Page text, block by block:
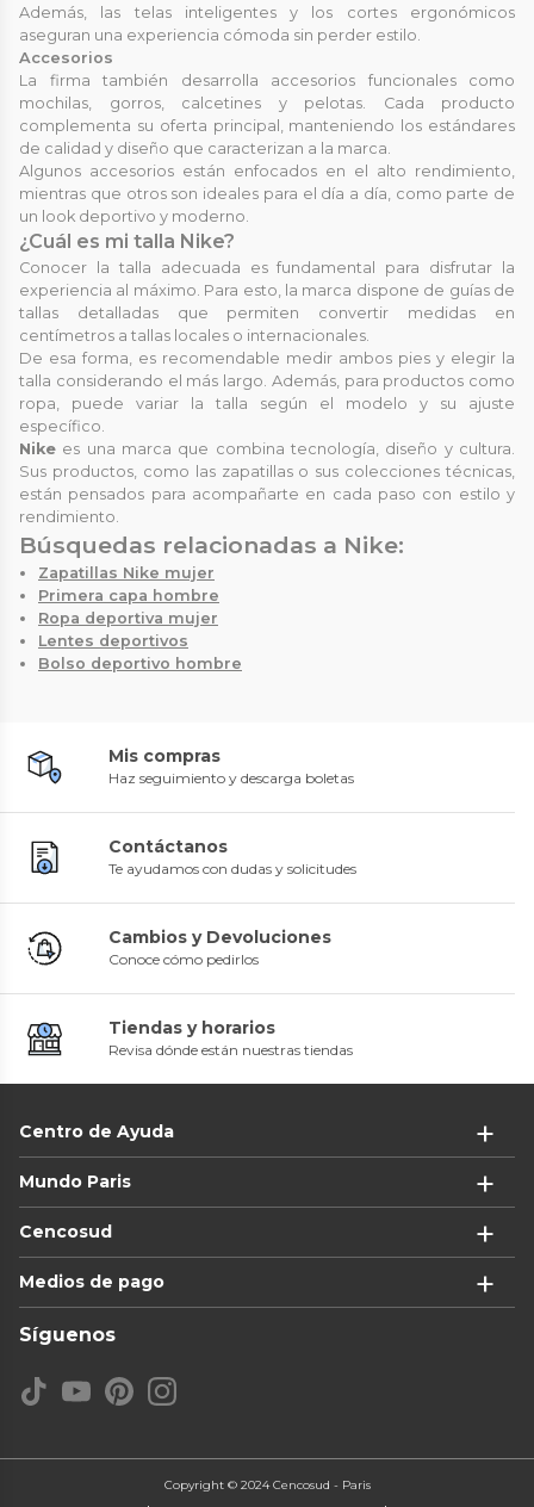
Además, las telas inteligentes y los cortes ergonómicos
aseguran una experiencia cómoda sin perder estilo.
Accesorios
La firma también desarrolla accesorios funcionales como
mochilas, gorros, calcetines y pelotas. Cada producto
complementa su oferta principal, manteniendo los estándares
de calidad y diseño que caracterizan a la marca.
Algunos accesorios están enfocados en el alto rendimiento,
mientras que otros son ideales para el día a día, como parte de
un look deportivo y moderno.
¿Cuál es mi talla Nike?
Conocer la talla adecuada es fundamental para disfrutar la
experiencia al máximo. Para esto, la marca dispone de guías de
tallas detalladas que permiten convertir medidas en
centímetros a tallas locales o internacionales.
De esa forma, es recomendable medir ambos pies y elegir la
talla considerando el más largo. Además, para productos como
ropa, puede variar la talla según el modelo y su ajuste
específico.
Nike es una marca que combina tecnología, diseño y cultura.
Sus productos, como las zapatillas o sus colecciones técnicas,
están pensados para acompañarte en cada paso con estilo y
rendimiento.
Búsquedas relacionadas a Nike:
Zapatillas Nike mujer
Primera capa hombre
Ropa deportiva mujer
Lentes deportivos
Bolso deportivo hombre
Mis compras
Haz seguimiento y descarga boletas
Contáctanos
Te ayudamos con dudas y solicitudes
Cambios y Devoluciones
Conoce cómo pedirlos
Tiendas y horarios
Revisa dónde están nuestras tiendas
Centro de Ayuda
Mundo Paris
Cencosud
Medios de pago
Síguenos
Copyright © 2024 Cencosud - Paris